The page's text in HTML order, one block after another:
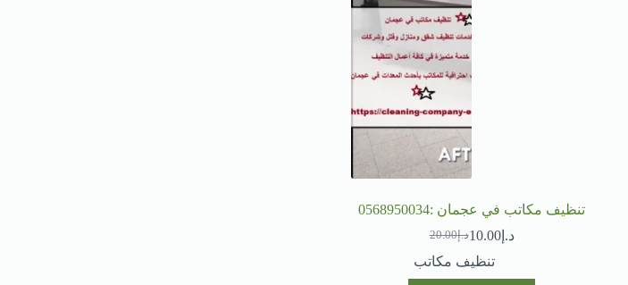
تنظيف مكاتب في عجمان :0568950034
د.إ20.00
السعر
الأصلي
هو:
د.إ10.00السعر
الحالي
هو:
تنظيف مكاتب